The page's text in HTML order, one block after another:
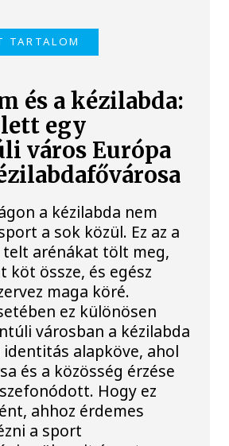
TARTALOM
és a kézilabda:
egy
város Európa
a kézilabda nem
a sok közül. Ez az a
telt arénákat tölt meg,
köt össze, és egész
maga köré.
ez különösen
városban a kézilabda
identitás alapköve, ahol
és a közösség érzése
Hogy ez
ahhoz érdemes
a sport